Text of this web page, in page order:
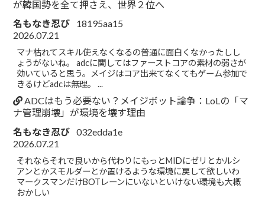
が韓国勢を全て押さえ、世界２位へ
名もなき忍び
18195aa15
2026.07.21
マナ枯れてスキル使えなくなるの普通に面白くなかったしし
ょうがないね。 adcに関してはファーストコアの素材の弱さが
効いていると思う。メイジはコア出来てなくてもゲーム参加で
きるけどadcは無理。 ...
ADCはもう必要ない？メイジボット論争：LoLの「マ
ナ管理崩壊」が環境を壊す理由
名もなき忍び 032edda1e
2026.07.21
それならそれで良いから代わりにもっとMIDにゼリとかルシ
アンとかスモルダーとか置けるような環境に戻して欲しいわ
マークスマンだけBOTレーンにいないといけない環境も大概
おかしい